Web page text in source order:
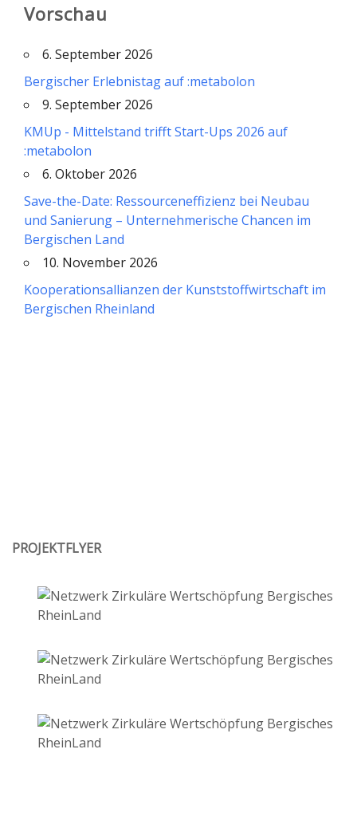
Vorschau
6. September 2026
Bergischer Erlebnistag auf :metabolon
9. September 2026
KMUp - Mittelstand trifft Start-Ups 2026 auf
:metabolon
6. Oktober 2026
Save-the-Date: Ressourceneffizienz bei Neubau
und Sanierung – Unternehmerische Chancen im
Bergischen Land
10. November 2026
Kooperationsallianzen der Kunststoffwirtschaft im
Bergischen Rheinland
PROJEKTFLYER